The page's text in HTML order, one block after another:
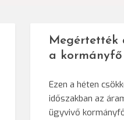
Megértették
a
Ezen a héten
időszakban az
ügyvivő